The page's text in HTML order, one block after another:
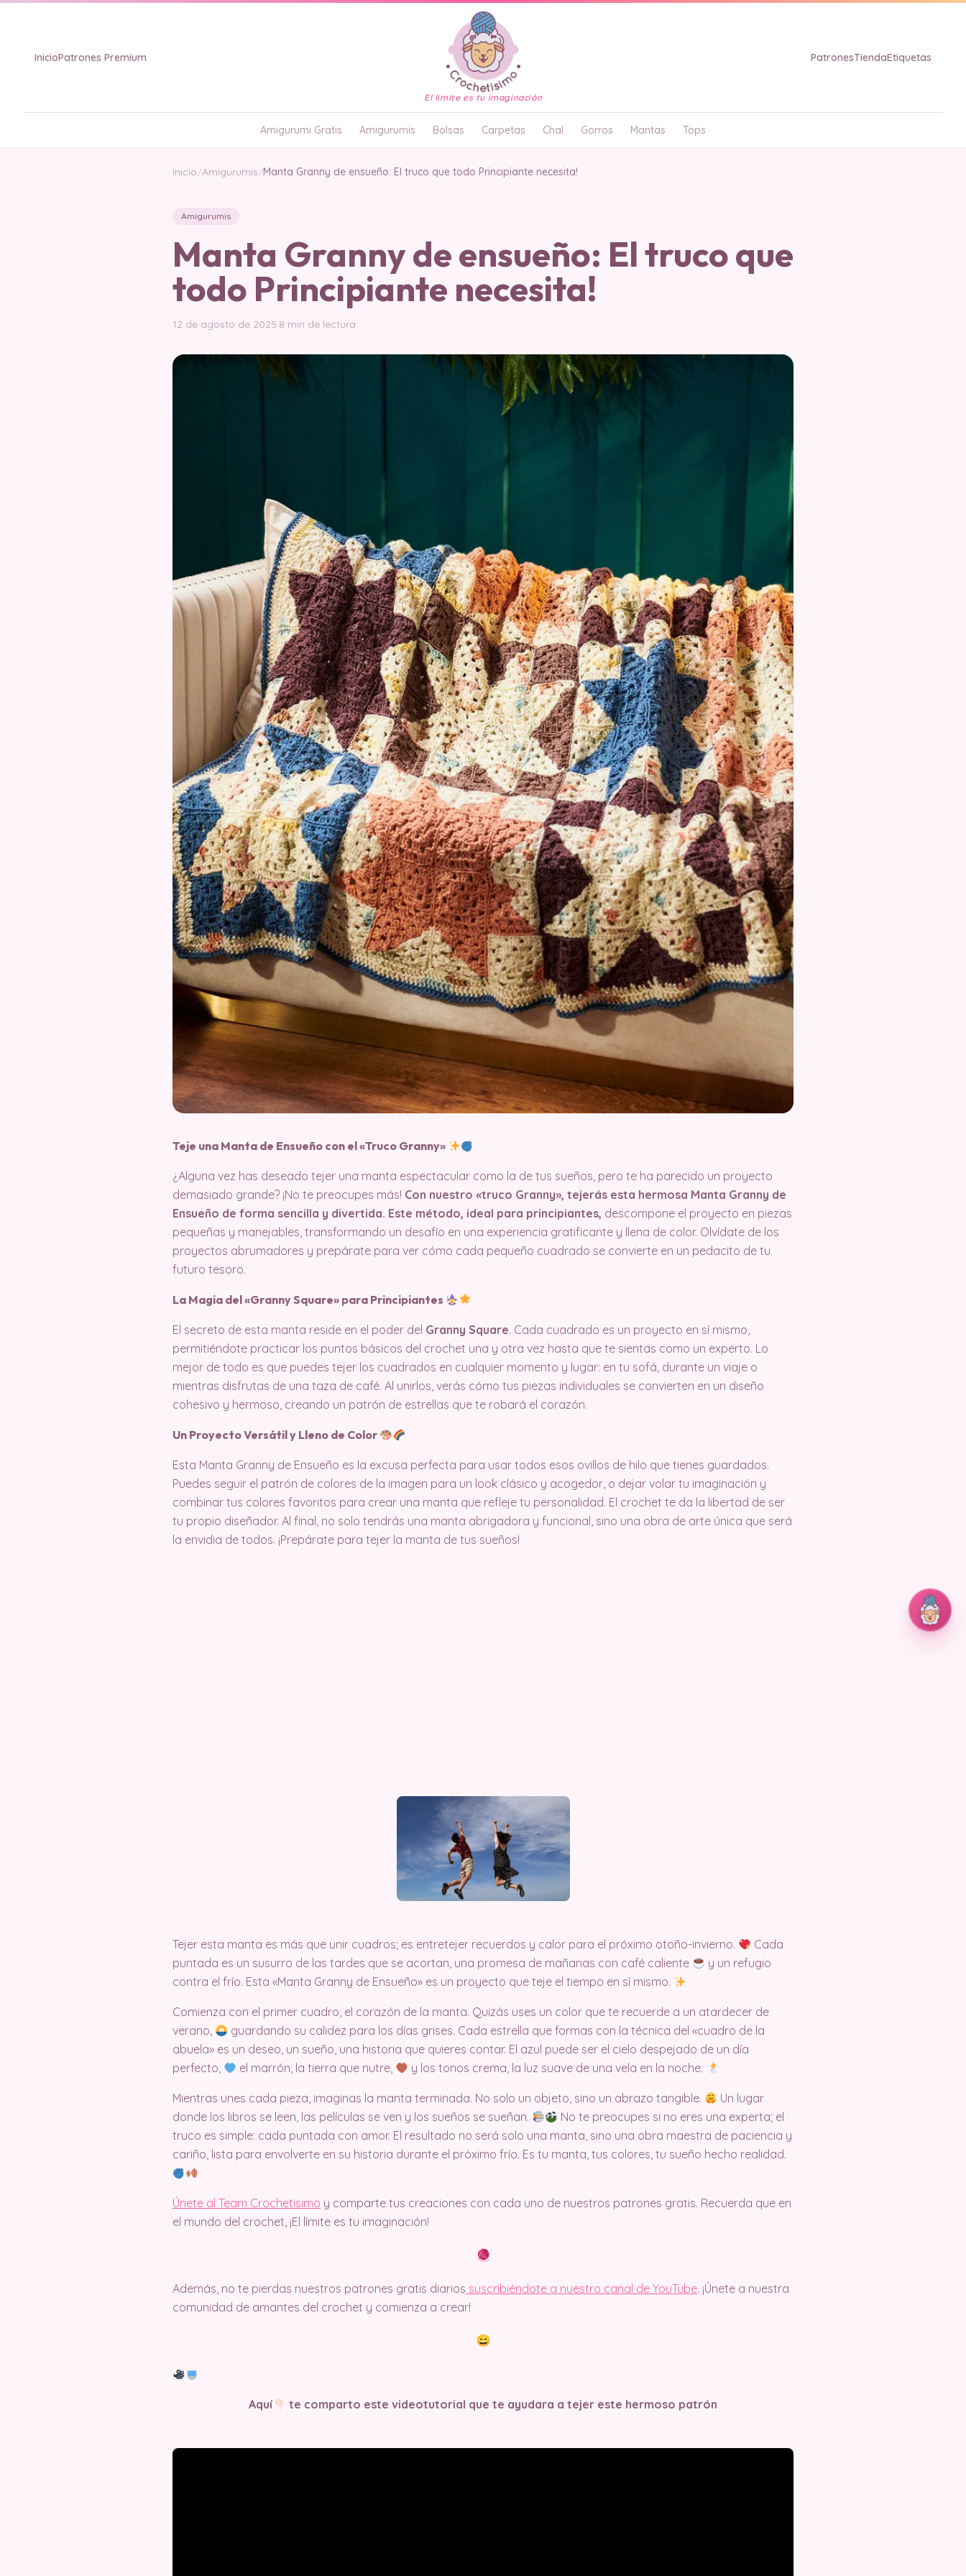
InicioPatrones Premium
El límite es tu imaginación
PatronesTiendaEtiquetas
Amigurumi Gratis Amigurumis Bolsas Carpetas Chal Gorros Mantas Tops
Inicio/Amigurumis/Manta Granny de ensueño: El truco que todo Principiante necesita!
Amigurumis
Manta Granny de ensueño: El truco que
todo Principiante necesita!
12 de agosto de 2025·8 min de lectura
Teje una Manta de Ensueño con el «Truco Granny»
¿Alguna vez has deseado tejer una manta espectacular como la de tus sueños, pero te ha parecido un proyecto
demasiado grande? ¡No te preocupes más! Con nuestro «truco Granny», tejerás esta hermosa Manta Granny de
Ensueño de forma sencilla y divertida. Este método, ideal para principiantes, descompone el proyecto en piezas
pequeñas y manejables, transformando un desafío en una experiencia gratificante y llena de color. Olvídate de los
proyectos abrumadores y prepárate para ver cómo cada pequeño cuadrado se convierte en un pedacito de tu
futuro tesoro.
La Magia del «Granny Square» para Principiantes
El secreto de esta manta reside en el poder del Granny Square. Cada cuadrado es un proyecto en sí mismo,
permitiéndote practicar los puntos básicos del crochet una y otra vez hasta que te sientas como un experto. Lo
mejor de todo es que puedes tejer los cuadrados en cualquier momento y lugar: en tu sofá, durante un viaje o
mientras disfrutas de una taza de café. Al unirlos, verás cómo tus piezas individuales se convierten en un diseño
cohesivo y hermoso, creando un patrón de estrellas que te robará el corazón.
Un Proyecto Versátil y Lleno de Color
Esta Manta Granny de Ensueño es la excusa perfecta para usar todos esos ovillos de hilo que tienes guardados.
Puedes seguir el patrón de colores de la imagen para un look clásico y acogedor, o dejar volar tu imaginación y
combinar tus colores favoritos para crear una manta que refleje tu personalidad. El crochet te da la libertad de ser
tu propio diseñador. Al final, no solo tendrás una manta abrigadora y funcional, sino una obra de arte única que será
la envidia de todos. ¡Prepárate para tejer la manta de tus sueños!
Tejer esta manta es más que unir cuadros; es entretejer recuerdos y calor para el próximo otoño-invierno.
Cada
puntada es un susurro de las tardes que se acortan, una promesa de mañanas con café caliente
y un refugio
contra el frío. Esta «Manta Granny de Ensueño» es un proyecto que teje el tiempo en sí mismo.
Comienza con el primer cuadro, el corazón de la manta. Quizás uses un color que te recuerde a un atardecer de
verano,
guardando su calidez para los días grises. Cada estrella que formas con la técnica del «cuadro de la
abuela» es un deseo, un sueño, una historia que quieres contar. El azul puede ser el cielo despejado de un día
perfecto,
el marrón, la tierra que nutre, y los tonos crema, la luz suave de una vela en la noche.
Mientras unes cada pieza, imaginas la manta terminada. No solo un objeto, sino un abrazo tangible.
Un lugar
donde los libros se leen, las películas se ven y los sueños se sueñan.
No te preocupes si no eres una experta; el
truco es simple: cada puntada con amor. El resultado no será solo una manta, sino una obra maestra de paciencia y
cariño, lista para envolverte en su historia durante el próximo frío. Es tu manta, tus colores, tu sueño hecho realidad.
Únete al Team Crochetisimo y comparte tus creaciones con cada uno de nuestros patrones gratis. Recuerda que en
el mundo del crochet, ¡El límite es tu imaginación!
Además, no te pierdas nuestros patrones gratis diarios suscribiéndote a nuestro canal de YouTube. ¡Únete a nuestra
comunidad de amantes del crochet y comienza a crear!
Aquí te comparto este videotutorial que te ayudara a tejer este hermoso patrón